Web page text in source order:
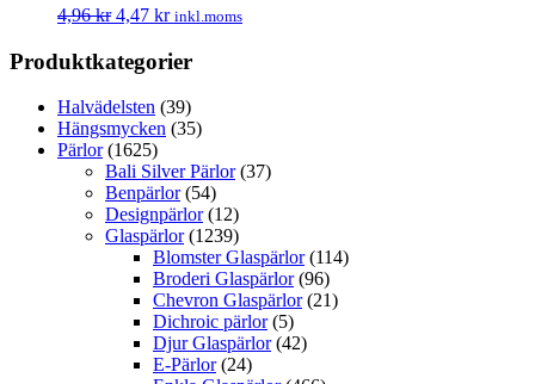
4,96kr 4,47 kr inkl.moms
Produktkategorier
Halvädelsten (39)
Hängsmycken (35)
Pärlor (1625)
Bali Silver Pärlor (37)
Benpärlor (54)
Designpärlor (12)
Glaspärlor (1239)
Blomster Glaspärlor (114)
Broderi Glaspärlor (96)
Chevron Glaspärlor (21)
Dichroic pärlor (5)
Djur Glaspärlor (42)
E-Pärlor (24)